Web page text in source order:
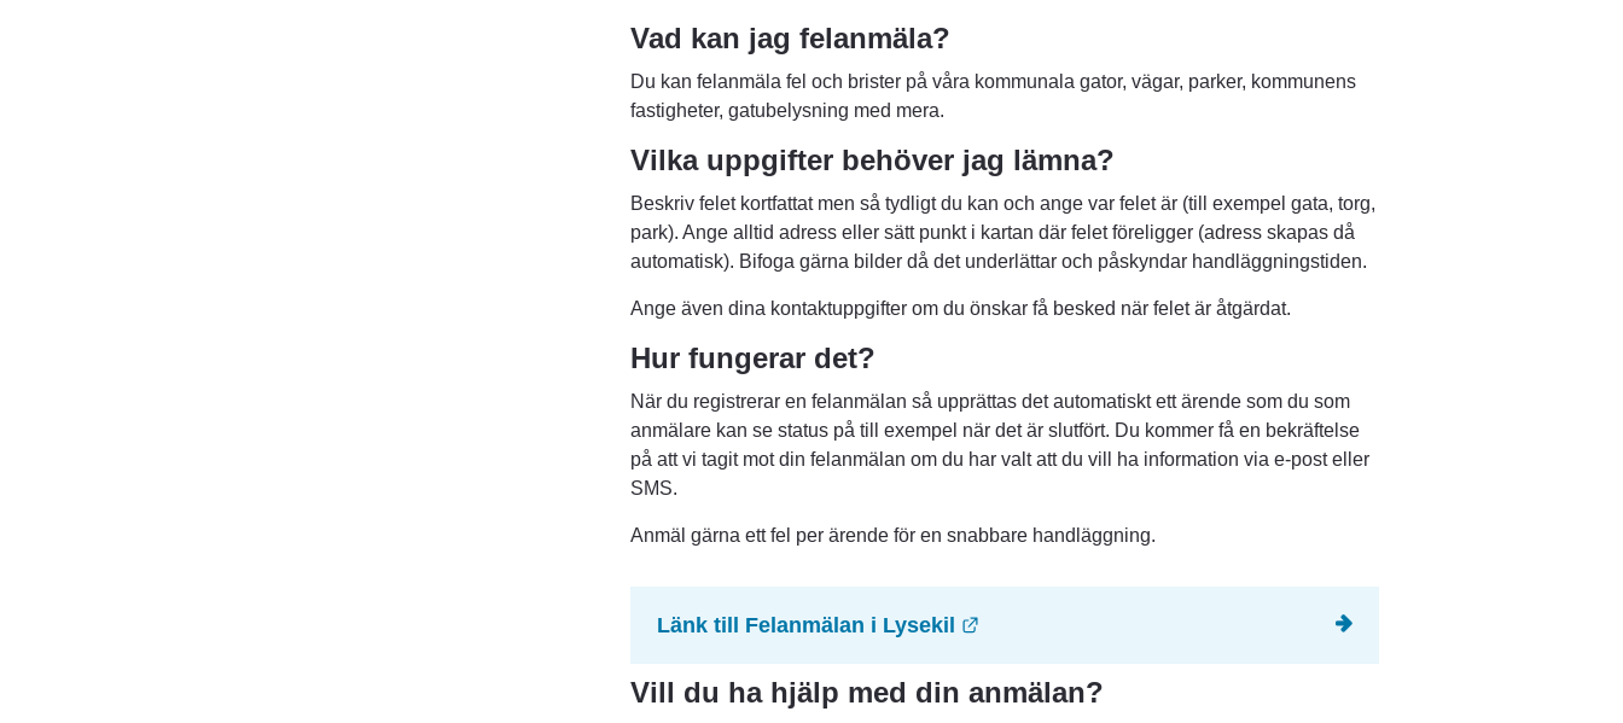
Vad kan jag felanmäla?
Du kan felanmäla fel och brister på våra kommunala gator, vägar, parker, kommunens
fastigheter, gatubelysning med mera.
Vilka uppgifter behöver jag lämna?
Beskriv felet kortfattat men så tydligt du kan och ange var felet är (till exempel gata, torg,
park). Ange alltid adress eller sätt punkt i kartan där felet föreligger (adress skapas då
automatisk). Bifoga gärna bilder då det underlättar och påskyndar handläggningstiden.
Ange även dina kontaktuppgifter om du önskar få besked när felet är åtgärdat.
Hur fungerar det?
När du registrerar en felanmälan så upprättas det automatiskt ett ärende som du som
anmälare kan se status på till exempel när det är slutfört. Du kommer få en bekräftelse
på att vi tagit mot din felanmälan om du har valt att du vill ha information via e-post eller
SMS.
Anmäl gärna ett fel per ärende för en snabbare handläggning.
Länk till Felanmälan i Lysekil
Vill du ha hjälp med din anmälan?